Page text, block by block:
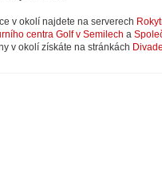
v okolí najdete na serverech
centra Golf v Semilech a
v okolí získáte na stránkách